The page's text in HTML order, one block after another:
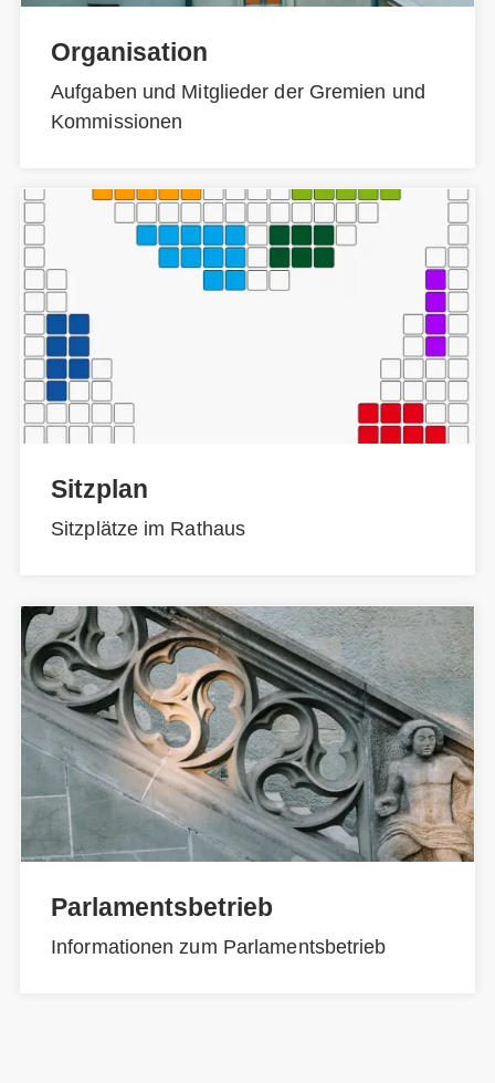
Organisation
Aufgaben und Mitglieder der Gremien und
Kommissionen
Sitzplan
Sitzplätze im Rathaus
Parlamentsbetrieb
Informationen zum Parlamentsbetrieb